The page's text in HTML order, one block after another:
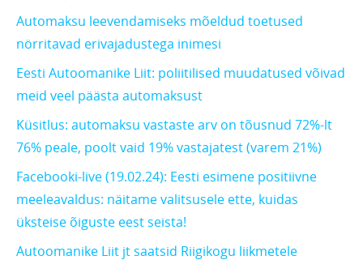
Automaksu leevendamiseks mõeldud toetused
nörritavad erivajadustega inimesi
Eesti Autoomanike Liit: poliitilised muudatused võivad
meid veel päästa automaksust
Küsitlus: automaksu vastaste arv on tõusnud 72%-lt
76% peale, poolt vaid 19% vastajatest (varem 21%)
Facebooki-live (19.02.24): Eesti esimene positiivne
meeleavaldus: näitame valitsusele ette, kuidas
üksteise õiguste eest seista!
Autoomanike Liit jt saatsid Riigikogu liikmetele